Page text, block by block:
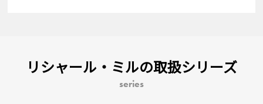
リシャール・ミルの取扱シリーズ
series